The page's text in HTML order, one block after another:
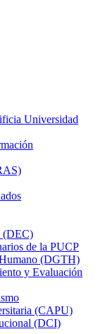
Universidad
(DEC)
de la PUCP
(DGTH)
y Evaluación
(CAPU)
(DCI)